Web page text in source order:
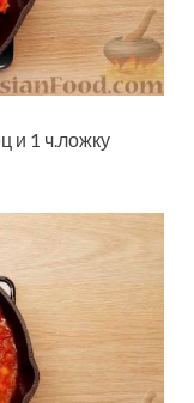
и 1 ч.ложку